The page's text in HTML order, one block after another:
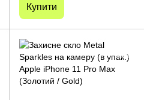
Купити